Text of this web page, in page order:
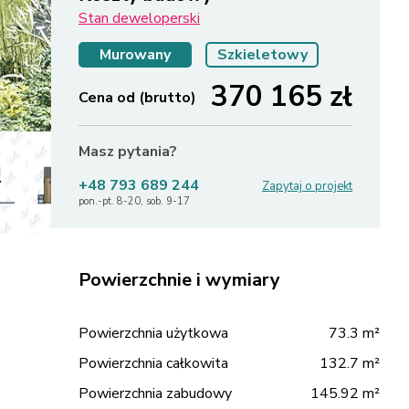
Stan deweloperski
Murowany
Szkieletowy
Cena od (brutto) 370 165 zł
Masz pytania?
+48 793 689 244
pon.-pt. 8-20, sob. 9-17
Zapytaj o projekt
Powierzchnie i wymiary
Powierzchnia użytkowa
73.3 m²
Powierzchnia całkowita
132.7 m²
Powierzchnia zabudowy
145.92 m²